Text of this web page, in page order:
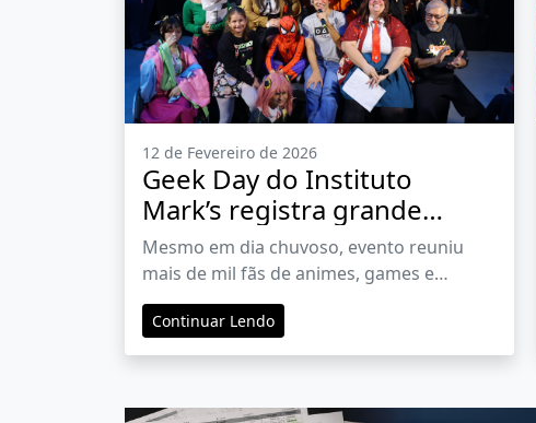
12 de Fevereiro de 2026
Geek Day do Instituto
Mark’s registra grande
público e confirma edição
de 2027
Mesmo em dia chuvoso, evento reuniu
mais de mil fãs de animes, games e
quadrinhos
Continuar Lendo